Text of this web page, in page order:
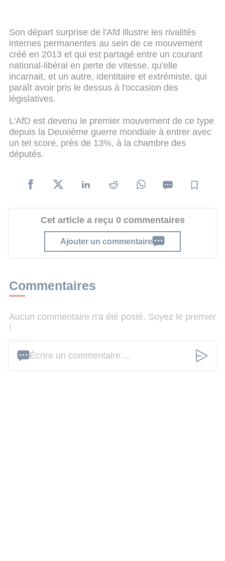
Son départ surprise de l'Afd illustre les rivalités
internes permanentes au sein de ce mouvement
créé en 2013 et qui est partagé entre un courant
national-libéral en perte de vitesse, qu'elle
incarnait, et un autre, identitaire et extrémiste, qui
paraît avoir pris le dessus à l'occasion des
législatives.
L'AfD est devenu le premier mouvement de ce type
depuis la Deuxième guerre mondiale à entrer avec
un tel score, près de 13%, à la chambre des
députés.
Cet article a reçu 0 commentaires
Ajouter un commentaire
Commentaires
Aucun commentaire n'a été posté. Soyez le premier
!
Écrire un commentaire ...